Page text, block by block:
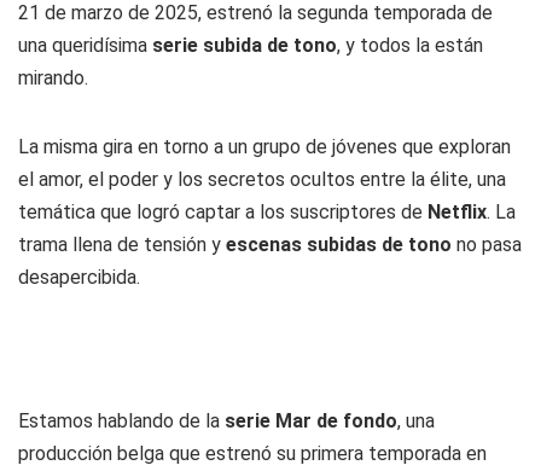
21 de marzo de 2025, estrenó la segunda temporada de
una queridísima serie subida de tono, y todos la están
mirando.
La misma gira en torno a un grupo de jóvenes que exploran
el amor, el poder y los secretos ocultos entre la élite, una
temática que logró captar a los suscriptores de Netflix. La
trama llena de tensión y escenas subidas de tono no pasa
desapercibida.
Estamos hablando de la serie Mar de fondo, una
producción belga que estrenó su primera temporada en